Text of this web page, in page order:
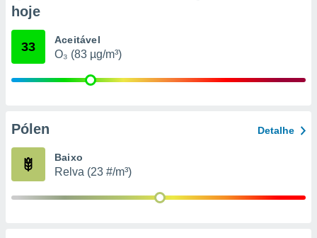
através
estudos
de
hoje
33 Aceitável
O₃ (83 µg/m³)
Pólen Detalhe
Baixo
Relva (23 #/m³)